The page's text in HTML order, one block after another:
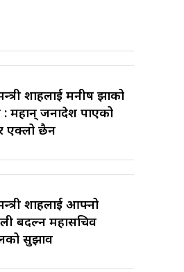
शाहलाई मनीष झाको
महान् जनादेश पाएको
एक्लो छैन
शाहलाई आफ्नो
बदल्न महासचिव
सुझाव